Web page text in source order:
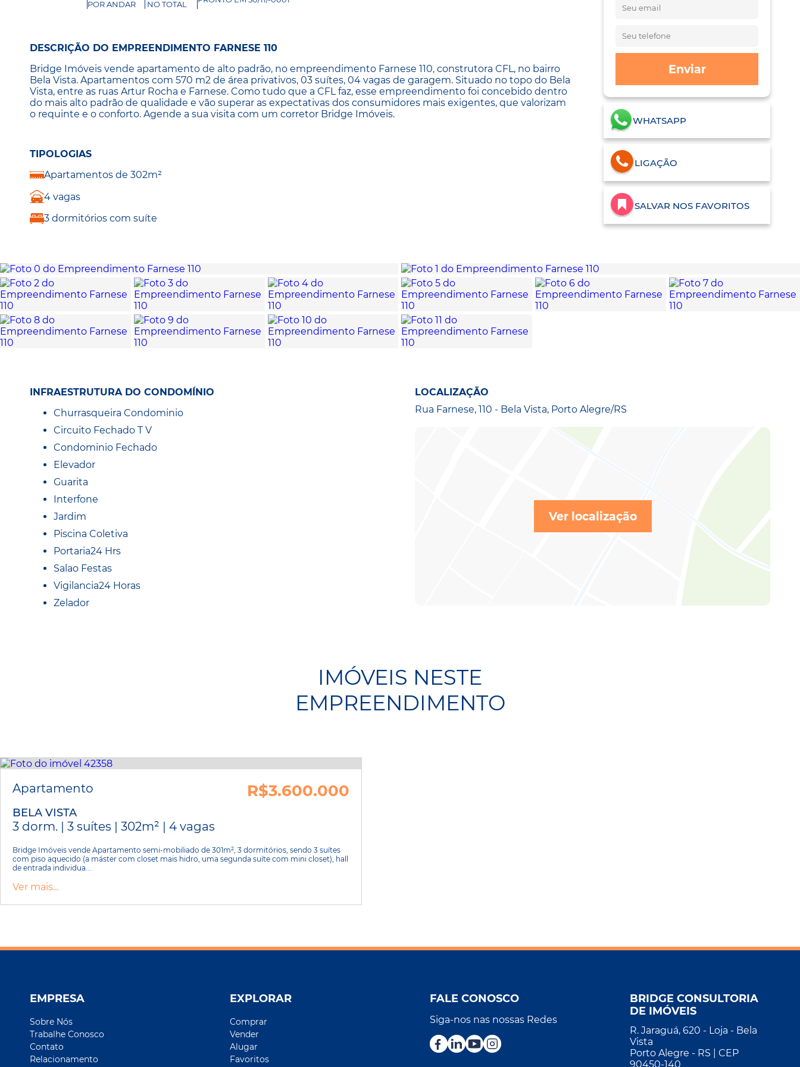
POR ANDAR
NO TOTAL
DESCRIÇÃO DO EMPREENDIMENTO FARNESE 110
Bridge Imóveis vende apartamento de alto padrão, no empreendimento Farnese 110, construtora CFL, no bairro
Bela Vista. Apartamentos com 570 m2 de área privativos, 03 suítes, 04 vagas de garagem. Situado no topo do Bela
Vista, entre as ruas Artur Rocha e Farnese. Como tudo que a CFL faz, esse empreendimento foi concebido dentro
do mais alto padrão de qualidade e vão superar as expectativas dos consumidores mais exigentes, que valorizam
o requinte e o conforto. Agende a sua visita com um corretor Bridge Imóveis.
TIPOLOGIAS
Apartamentos de 302m²
4 vagas
3 dormitórios com suíte
Enviar
WHATSAPP
LIGAÇÃO
SALVAR NOS FAVORITOS
INFRAESTRUTURA DO CONDOMÍNIO
Churrasqueira Condominio
Circuito Fechado T V
Condominio Fechado
Elevador
Guarita
Interfone
Jardim
Piscina Coletiva
Portaria24 Hrs
Salao Festas
Vigilancia24 Horas
Zelador
LOCALIZAÇÃO
Rua Farnese, 110 - Bela Vista, Porto Alegre/RS
Ver localização
IMÓVEIS NESTE
EMPREENDIMENTO
Apartamento R$3.600.000
BELA VISTA
3 dorm. | 3 suítes | 302m² | 4 vagas
Bridge Imóveis vende Apartamento semi-mobiliado de 301m², 3 dormitórios, sendo 3 suítes
com piso aquecido (a máster com closet mais hidro, uma segunda suíte com mini closet), hall
de entrada individua...
Ver mais...
EMPRESA
Sobre Nós
Trabalhe Conosco
Contato
Relacionamento
EXPLORAR
Comprar
Vender
Alugar
Favoritos
FALE CONOSCO
Siga-nos nas nossas Redes
BRIDGE CONSULTORIA
DE IMÓVEIS
R. Jaraguá, 620 - Loja - Bela
Vista
Porto Alegre - RS | CEP
90450-140